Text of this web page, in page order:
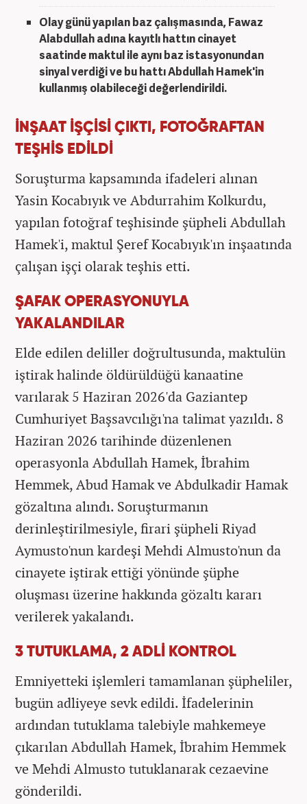
Olay günü yapılan baz çalışmasında, Fawaz
Alabdullah adına kayıtlı hattın cinayet
saatinde maktul ile aynı baz istasyonundan
sinyal verdiği ve bu hattı Abdullah Hamek'in
kullanmış olabileceği değerlendirildi.
İNŞAAT İŞÇİSİ ÇIKTI, FOTOĞRAFTAN
TEŞHİS EDİLDİ
Soruşturma kapsamında ifadeleri alınan
Yasin Kocabıyık ve Abdurrahim Kolkurdu,
yapılan fotoğraf teşhisinde şüpheli Abdullah
Hamek'i, maktul Şeref Kocabıyık'ın inşaatında
çalışan işçi olarak teşhis etti.
ŞAFAK OPERASYONUYLA
YAKALANDILAR
Elde edilen deliller doğrultusunda, maktulün
iştirak halinde öldürüldüğü kanaatine
varılarak 5 Haziran 2026'da Gaziantep
Cumhuriyet Başsavcılığı'na talimat yazıldı. 8
Haziran 2026 tarihinde düzenlenen
operasyonla Abdullah Hamek, İbrahim
Hemmek, Abud Hamak ve Abdulkadir Hamak
gözaltına alındı. Soruşturmanın
derinleştirilmesiyle, firari şüpheli Riyad
Aymusto'nun kardeşi Mehdi Almusto'nun da
cinayete iştirak ettiği yönünde şüphe
oluşması üzerine hakkında gözaltı kararı
verilerek yakalandı.
3 TUTUKLAMA, 2 ADLİ KONTROL
Emniyetteki işlemleri tamamlanan şüpheliler,
bugün adliyeye sevk edildi. İfadelerinin
ardından tutuklama talebiyle mahkemeye
çıkarılan Abdullah Hamek, İbrahim Hemmek
ve Mehdi Almusto tutuklanarak cezaevine
gönderildi.